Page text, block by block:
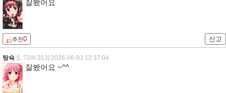
잘봤어요
추천0 신고
탕슉 [L:72/A:313] 2026-06-03 12:37:04
잘봤어요 ~^^